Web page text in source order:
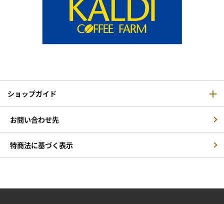
ショップガイド
お問い合わせ先
特商法に基づく表示